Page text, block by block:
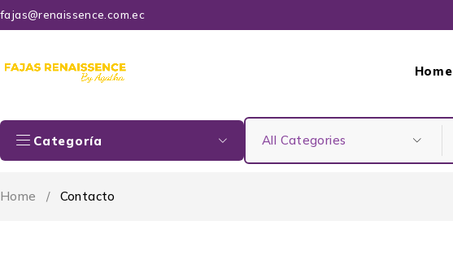
fajas@renaissence.com.ec
Home
Categoría
Home / Contacto